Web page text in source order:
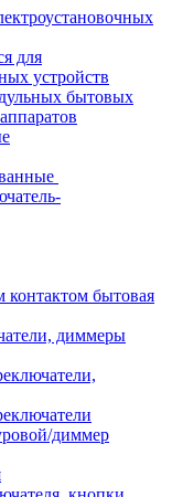
для
устройств
бытовых
бытовая
диммеры
диммер